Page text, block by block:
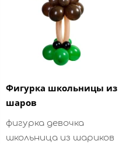
Фигурка школьницы из
шаров
фигурка девочка
школьница из шариков